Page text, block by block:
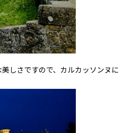
しさですので、カルカッソンヌに